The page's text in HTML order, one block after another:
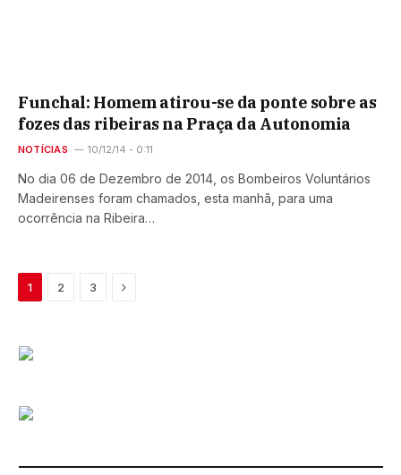
Funchal: Homem atirou-se da ponte sobre as
fozes das ribeiras na Praça da Autonomia
NOTÍCIAS 10/12/14 - 0:11
No dia 06 de Dezembro de 2014, os Bombeiros Voluntários
Madeirenses foram chamados, esta manhã, para uma
ocorrência na Ribeira…
1 2 3 Next